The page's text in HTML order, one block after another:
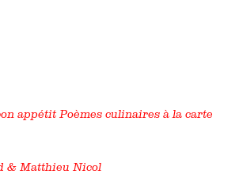
appétit Poèmes culinaires à la carte
& Matthieu Nicol